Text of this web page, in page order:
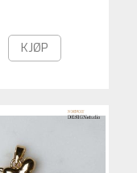
KJØP